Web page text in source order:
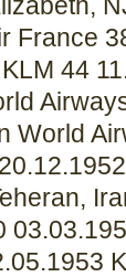
France
44
World